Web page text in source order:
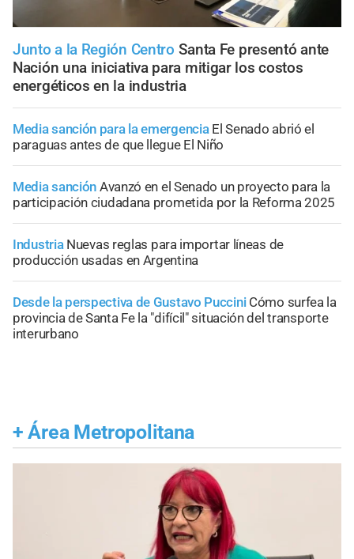
Junto a la Región Centro Santa Fe presentó ante
Nación una iniciativa para mitigar los costos
energéticos en la industria
Media sanción para la emergencia El Senado abrió el
paraguas antes de que llegue El Niño
Media sanción Avanzó en el Senado un proyecto para la
participación ciudadana prometida por la Reforma 2025
Industria Nuevas reglas para importar líneas de
producción usadas en Argentina
Desde la perspectiva de Gustavo Puccini Cómo surfea la
provincia de Santa Fe la "difícil" situación del transporte
interurbano
+ Área Metropolitana